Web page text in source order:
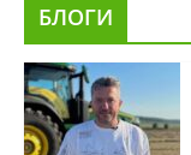
БЛОГИ